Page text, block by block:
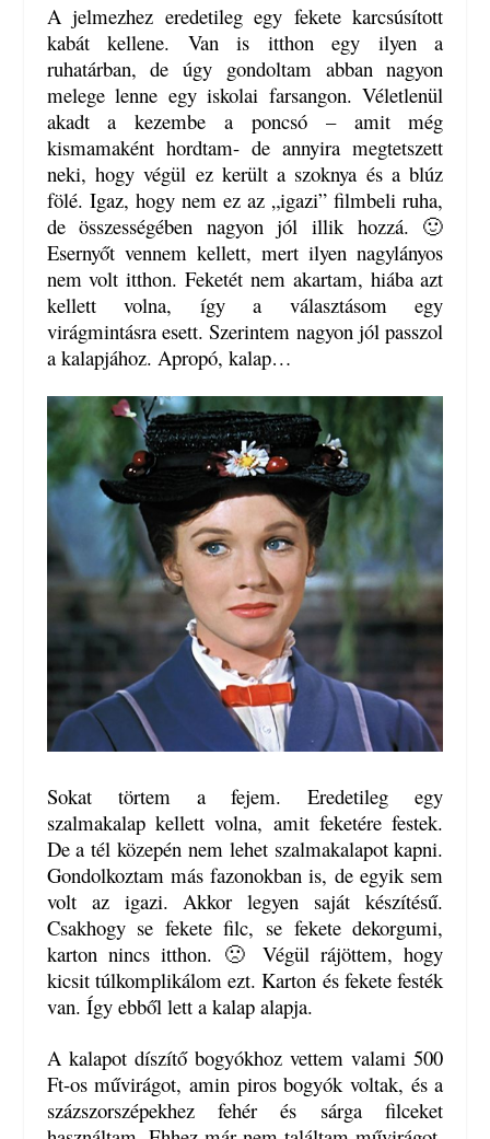
A jelmezhez eredetileg egy fekete karcsúsított
kabát kellene. Van is itthon egy ilyen a
ruhatárban, de úgy gondoltam abban nagyon
melege lenne egy iskolai farsangon. Véletlenül
akadt a kezembe a poncsó – amit még
kismamaként hordtam- de annyira megtetszett
neki, hogy végül ez került a szoknya és a blúz
fölé. Igaz, hogy nem ez az „igazi” filmbeli ruha,
de összességében nagyon jól illik hozzá. 🙂
Esernyőt vennem kellett, mert ilyen nagylányos
nem volt itthon. Feketét nem akartam, hiába azt
kellett volna, így a választásom egy
virágmintásra esett. Szerintem nagyon jól passzol
a kalapjához. Apropó, kalap…
Sokat törtem a fejem. Eredetileg egy
szalmakalap kellett volna, amit feketére festek.
De a tél közepén nem lehet szalmakalapot kapni.
Gondolkoztam más fazonokban is, de egyik sem
volt az igazi. Akkor legyen saját készítésű.
Csakhogy se fekete filc, se fekete dekorgumi,
karton nincs itthon. 🙁 Végül rájöttem, hogy
kicsit túlkomplikálom ezt. Karton és fekete festék
van. Így ebből lett a kalap alapja.
A kalapot díszítő bogyókhoz vettem valami 500
Ft-os művirágot, amin piros bogyók voltak, és a
százszorszépekhez fehér és sárga filceket